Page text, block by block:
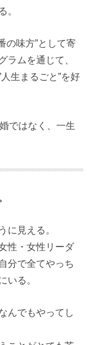
。
の味方”として寄
ラムを通じて、
生まるごと”を好
ではなく、一生
に見える。
性・女性リーダ
分で全てやっち
いる。
んでもやってし